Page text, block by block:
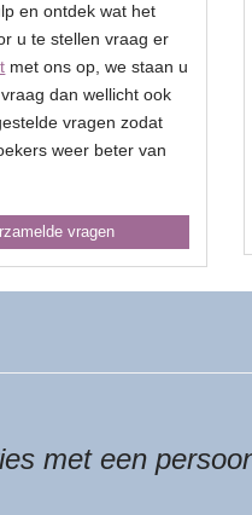
en ontdek wat het
u te stellen vraag er
met ons op, we staan u
dan wellicht ook
vragen zodat
weer beter van
vragen
met een